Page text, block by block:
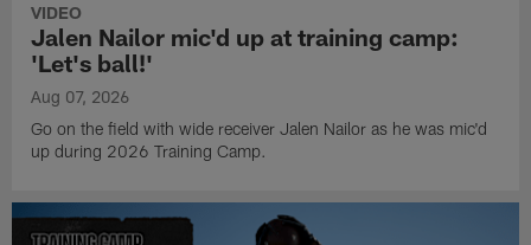
VIDEO
Jalen Nailor mic'd up at training camp:
'Let's ball!'
Aug 07, 2026
Go on the field with wide receiver Jalen Nailor as he was mic'd
up during 2026 Training Camp.